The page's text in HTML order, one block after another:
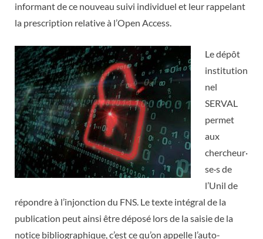
informant de ce nouveau suivi individuel et leur rappelant
la prescription relative à l’Open Access.
Le dépôt
institution
nel
SERVAL
permet
aux
chercheur·
se·s de
l’Unil de
répondre à l’injonction du FNS. Le texte intégral de la
publication peut ainsi être déposé lors de la saisie de la
notice bibliographique, c’est ce qu’on appelle l’auto-